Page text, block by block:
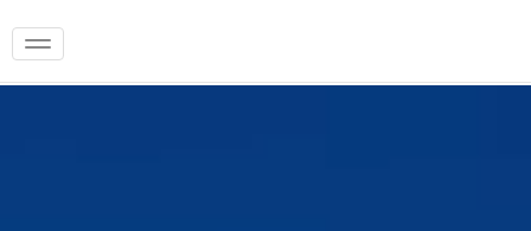
Toggle navigation